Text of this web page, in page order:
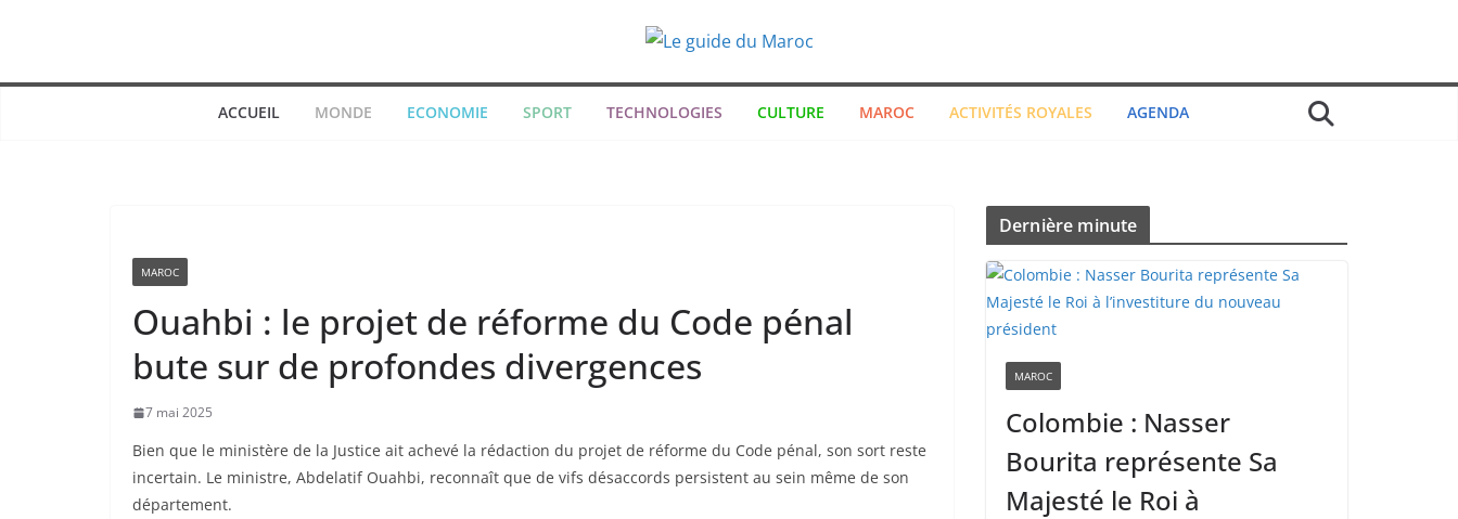
ACCUEIL MONDE ECONOMIE SPORT TECHNOLOGIES CULTURE MAROC ACTIVITÉS ROYALES AGENDA
MAROC
Ouahbi : le projet de réforme du Code pénal
bute sur de profondes divergences
7 mai 2025
Bien que le ministère de la Justice ait achevé la rédaction du projet de réforme du Code pénal, son sort reste
incertain. Le ministre, Abdelatif Ouahbi, reconnaît que de vifs désaccords persistent au sein même de son
département.
Dernière minute
MAROC
Colombie : Nasser
Bourita représente Sa
Majesté le Roi à